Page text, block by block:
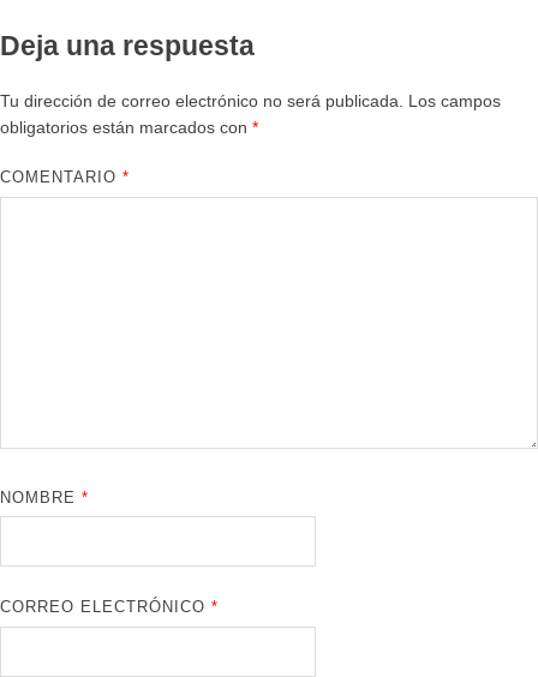
Deja una respuesta
Tu dirección de correo electrónico no será publicada. Los campos
obligatorios están marcados con *
COMENTARIO*
NOMBRE*
CORREO ELECTRÓNICO*